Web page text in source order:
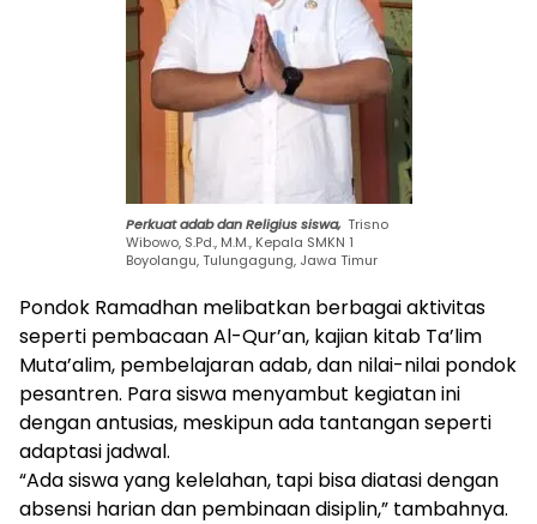
Perkuat adab dan Religius siswa, Trisno
Wibowo, S.Pd., M.M., Kepala SMKN 1
Boyolangu, Tulungagung, Jawa Timur
Pondok Ramadhan melibatkan berbagai aktivitas
seperti pembacaan Al-Qur’an, kajian kitab Ta’lim
Muta’alim, pembelajaran adab, dan nilai-nilai pondok
pesantren. Para siswa menyambut kegiatan ini
dengan antusias, meskipun ada tantangan seperti
adaptasi jadwal.
“Ada siswa yang kelelahan, tapi bisa diatasi dengan
absensi harian dan pembinaan disiplin,” tambahnya.